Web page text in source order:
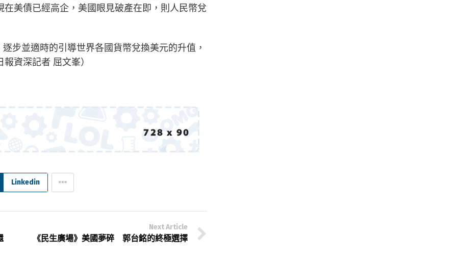
美債已經高企，美國眼見破產在即，則人民幣兌
步並適時的引導世界各國貨幣兌換美元的升值，
資深記者 屈文峯）
Linkedin
Next Article
《民生廣場》美國夢碎 郭台銘的終極選擇